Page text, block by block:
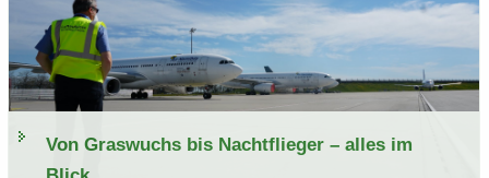
Von Gras­wuchs bis Nacht­flie­ger – alles im